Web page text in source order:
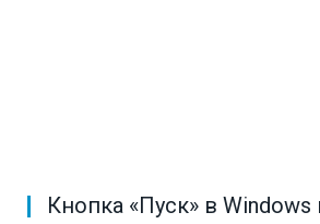
Кнопка «Пуск» в Windows